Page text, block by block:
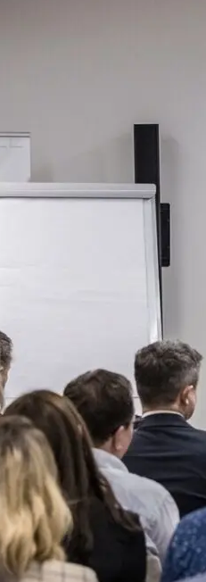
dlaczego klienci wybierają
oparte na
działać przewidywalnie,